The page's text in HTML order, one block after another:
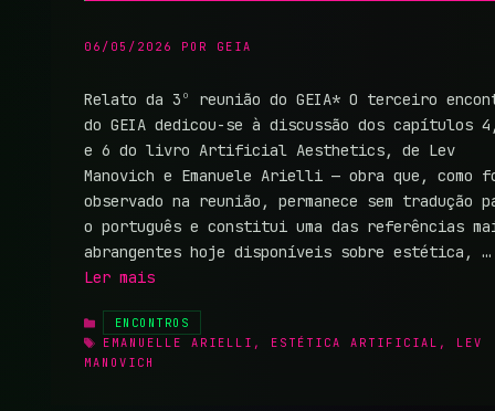
06/05/2026 POR GEIA
Relato da 3º reunião do GEIA* O terceiro
do GEIA dedicou-se à discussão dos capítulos
e 6 do livro Artificial Aesthetics, de Lev
Manovich e Emanuele Arielli — obra que, como
observado na reunião, permanece sem tradução
o português e constitui uma das referências
abrangentes hoje disponíveis sobre estética, …
Ler mais
CATEGORIAS
ENCONTROS
TAGS
EMANUELLE ARIELLI , ESTÉTICA ARTIFICIAL , LEV
MANOVICH